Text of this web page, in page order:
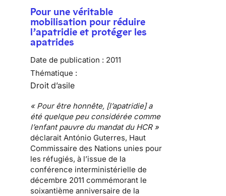
Pour une véritable
mobilisation pour réduire
l’apatridie et protéger les
apatrides
Date de publication : 2011
Thématique :
Droit d’asile
« Pour être honnête, [l’apatridie] a
été quelque peu considérée comme
l’enfant pauvre du mandat du HCR »
déclarait António Guterres, Haut
Commissaire des Nations unies pour
les réfugiés, à l’issue de la
conférence interministérielle de
décembre 2011 commémorant le
soixantième anniversaire de la